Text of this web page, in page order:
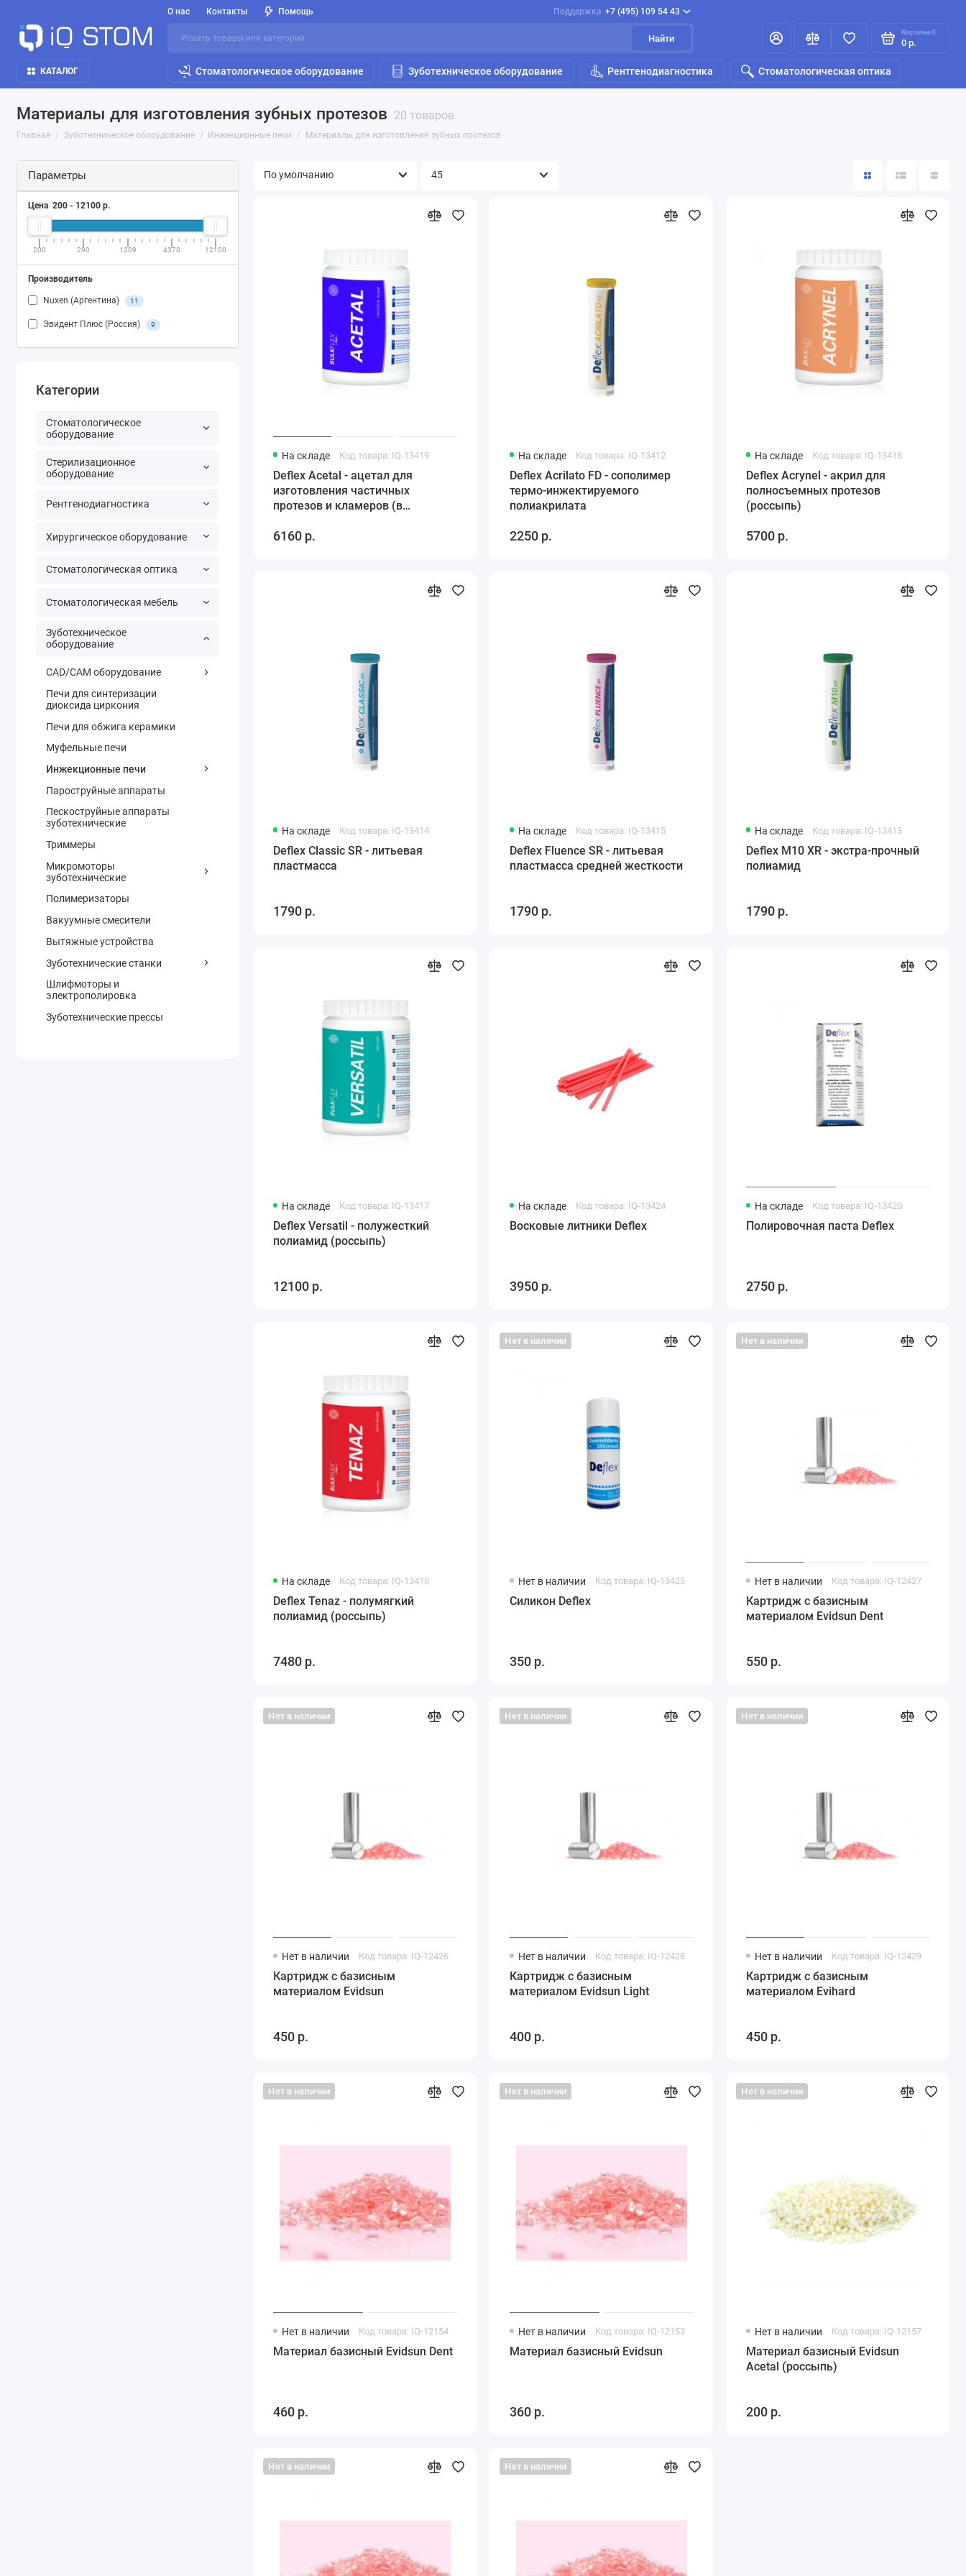
О нас Контакты Помощь Поддержка +7 (495) 109 54 43
Найти
Корзина0
0 р.
КАТАЛОГ Стоматологическое оборудование Зуботехническое оборудование Рентгенодиагностика Стоматологическая оптика
Материалы для изготовления зубных протезов 20 товаров
Главная Зуботехническое оборудование Инжекционные печи Материалы для изготовления зубных протезов
Параметры
Цена 200- 12100р.
200 290 1209 4370 12100
Производитель
Nuxen (Аргентина) 11
Эвидент Плюс (Россия) 9
Категории
Стоматологическое
оборудование
Стерилизационное
оборудование
Рентгенодиагностика
Хирургическое оборудование
Стоматологическая оптика
Стоматологическая мебель
Зуботехническое
оборудование
CAD/CAM оборудование
Печи для синтеризации
диоксида циркония
Печи для обжига керамики
Муфельные печи
Инжекционные печи
Пароструйные аппараты
Пескоструйные аппараты
зуботехнические
Триммеры
Микромоторы
зуботехнические
Полимеризаторы
Вакуумные смесители
Вытяжные устройства
Зуботехнические станки
Шлифмоторы и
электрополировка
Зуботехнические прессы
На складе Код товара: IQ-13419
Deflex Acetal - ацетал для
изготовления частичных
протезов и кламеров (в
6160 р.
На складе Код товара: IQ-13412
Deflex Acrilato FD - сополимер
термо-инжектируемого
полиакрилата
2250 р.
На складе Код товара: IQ-13416
Deflex Acrynel - акрил для
полносъемных протезов
(россыпь)
5700 р.
На складе Код товара: IQ-13414
Deflex Classic SR - литьевая
пластмасса
1790 р.
На складе Код товара: IQ-13415
Deflex Fluence SR - литьевая
пластмасса средней жесткости
1790 р.
На складе Код товара: IQ-13413
Deflex M10 XR - экстра-прочный
полиамид
1790 р.
На складе Код товара: IQ-13417
Deflex Versatil - полужесткий
полиамид (россыпь)
12100 р.
На складе Код товара: IQ-13424
Восковые литники Deflex
3950 р.
На складе Код товара: IQ-13420
Полировочная паста Deflex
2750 р.
На складе Код товара: IQ-13418
Deflex Tenaz - полумягкий
полиамид (россыпь)
7480 р.
Нет в наличии
Нет в наличии Код товара: IQ-13425
Силикон Deflex
350 р.
Нет в наличии
Нет в наличии Код товара: IQ-12427
Картридж с базисным
материалом Evidsun Dent
550 р.
Нет в наличии
Нет в наличии Код товара: IQ-12426
Картридж с базисным
материалом Evidsun
450 р.
Нет в наличии
Нет в наличии Код товара: IQ-12428
Картридж с базисным
материалом Evidsun Light
400 р.
Нет в наличии
Нет в наличии Код товара: IQ-12429
Картридж с базисным
материалом Evihard
450 р.
Нет в наличии
Нет в наличии Код товара: IQ-12154
Материал базисный Evidsun Dent
460 р.
Нет в наличии
Нет в наличии Код товара: IQ-12153
Материал базисный Evidsun
360 р.
Нет в наличии
Нет в наличии Код товара: IQ-12157
Материал базисный Evidsun
Acetal (россыпь)
200 р.
Нет в наличии Нет в наличии